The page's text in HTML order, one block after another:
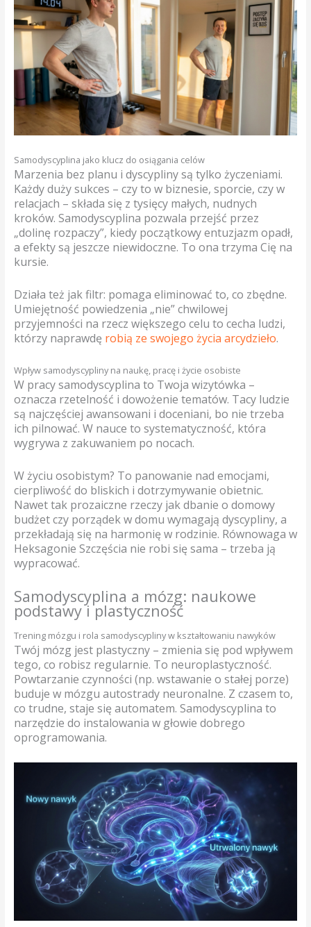
Samodyscyplina jako klucz do osiągania celów
Marzenia bez planu i dyscypliny są tylko życzeniami.
Każdy duży sukces – czy to w biznesie, sporcie, czy w
relacjach – składa się z tysięcy małych, nudnych
kroków. Samodyscyplina pozwala przejść przez
„dolinę rozpaczy”, kiedy początkowy entuzjazm opadł,
a efekty są jeszcze niewidoczne. To ona trzyma Cię na
kursie.
Działa też jak filtr: pomaga eliminować to, co zbędne.
Umiejętność powiedzenia „nie” chwilowej
przyjemności na rzecz większego celu to cecha ludzi,
którzy naprawdę robią ze swojego życia arcydzieło.
Wpływ samodyscypliny na naukę, pracę i życie osobiste
W pracy samodyscyplina to Twoja wizytówka –
oznacza rzetelność i dowożenie tematów. Tacy ludzie
są najczęściej awansowani i doceniani, bo nie trzeba
ich pilnować. W nauce to systematyczność, która
wygrywa z zakuwaniem po nocach.
W życiu osobistym? To panowanie nad emocjami,
cierpliwość do bliskich i dotrzymywanie obietnic.
Nawet tak prozaiczne rzeczy jak dbanie o domowy
budżet czy porządek w domu wymagają dyscypliny, a
przekładają się na harmonię w rodzinie. Równowaga w
Heksagonie Szczęścia nie robi się sama – trzeba ją
wypracować.
Samodyscyplina a mózg: naukowe
podstawy i plastyczność
Trening mózgu i rola samodyscypliny w kształtowaniu nawyków
Twój mózg jest plastyczny – zmienia się pod wpływem
tego, co robisz regularnie. To neuroplastyczność.
Powtarzanie czynności (np. wstawanie o stałej porze)
buduje w mózgu autostrady neuronalne. Z czasem to,
co trudne, staje się automatem. Samodyscyplina to
narzędzie do instalowania w głowie dobrego
oprogramowania.